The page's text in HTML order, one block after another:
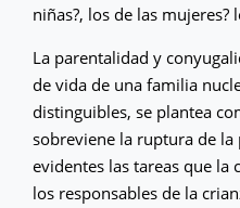
niñas?, los de las mujeres?
La parentalidad y
de vida de una familia
distinguibles, se plantea
sobreviene la ruptura de la
evidentes las tareas que la
los responsables de la